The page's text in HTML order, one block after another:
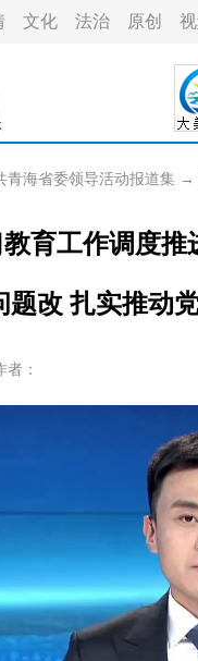
文化 法治 原创
青海省委领导活动报道集 →
育工作调度
题改 扎实推动
者：